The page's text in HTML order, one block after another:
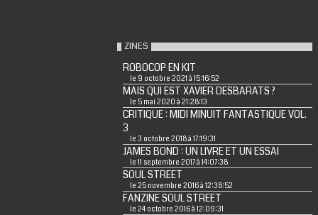
ZINES
ROBOCOP EN KIT
le 9 octobre 2021 à 15:16:52
MAIS QUI EST XAVIER DESBARATS ?
le 5 mai 2020 à 21:28:13
CRITIQUE : MIDI MINUIT FANTASTIQUE VOL.
3
le 3 octobre 2018 à 17:19:31
JAMES BOND : UN LIVRE ET UN ESSAI
le 11 septembre 2017 à 14:07:38
SOUL STREET
le 25 novembre 2016 à 12:38:52
FANZINE SOUL STREET
le 24 octobre 2016 à 12:09:31